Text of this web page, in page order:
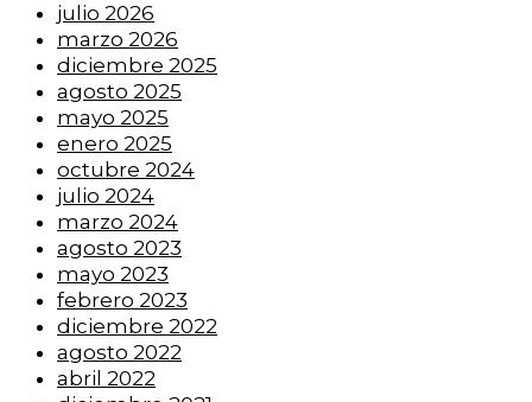
julio 2026
marzo 2026
diciembre 2025
agosto 2025
mayo 2025
enero 2025
octubre 2024
julio 2024
marzo 2024
agosto 2023
mayo 2023
febrero 2023
diciembre 2022
agosto 2022
abril 2022